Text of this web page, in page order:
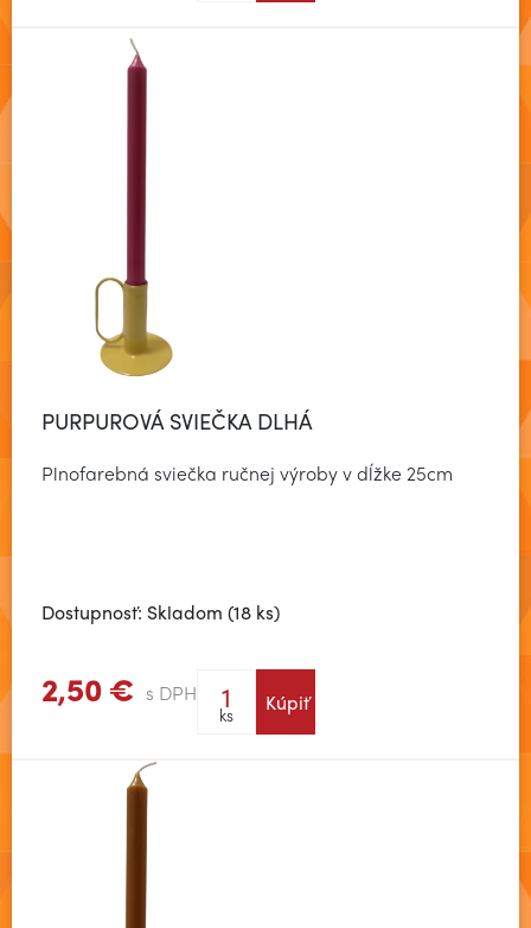
PURPUROVÁ SVIEČKA DLHÁ
Plnofarebná sviečka ručnej výroby v dĺžke 25cm
Dostupnosť: Skladom (18 ks)
2,50 € s DPH
ks Kúpiť
Zobraziť viac